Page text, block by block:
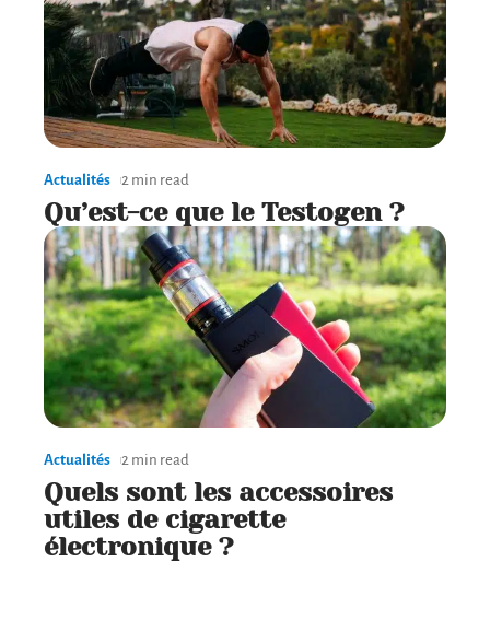
Actualités 2 min read
Qu’est-ce que le Testogen ?
Actualités 2 min read
Quels sont les accessoires
utiles de cigarette
électronique ?